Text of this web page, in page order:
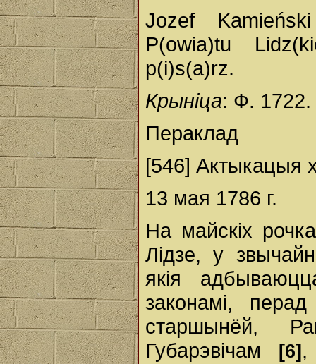
Jozef
P(owia)tu
p(i)s(a)rz.
Крыніца: Ф.
Пераклад
[546] Актыкацыя
13 мая 1786 г.
На майскіх
Лідзе, у
якія
законамі,
старшынёй,
Губарэвічам
[6] ,